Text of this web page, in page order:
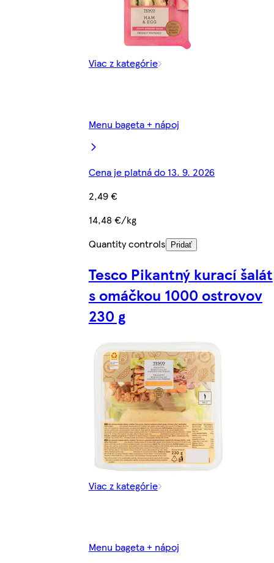
Viac z kategórie
Menu bageta + nápoj
Cena je platná do 13. 9. 2026
2,49 €
14,48 €/kg
Quantity controls
Pridať
Tesco Pikantný kurací šalát
s omáčkou 1000 ostrovov
230 g
Viac z kategórie
Menu bageta + nápoj